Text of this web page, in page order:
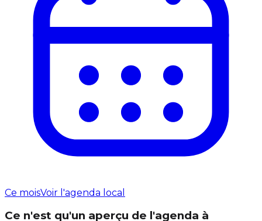
Ce moisVoir l'agenda local
Ce n'est qu'un aperçu de l'agenda à